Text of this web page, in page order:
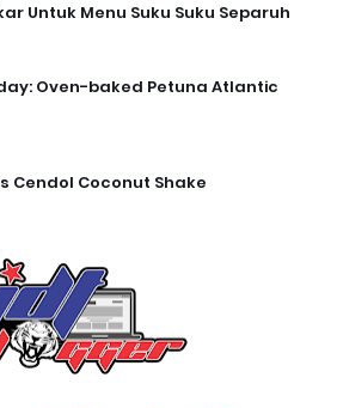
Untuk Menu Suku Suku Separuh
Oven-baked Petuna Atlantic
Cendol Coconut Shake